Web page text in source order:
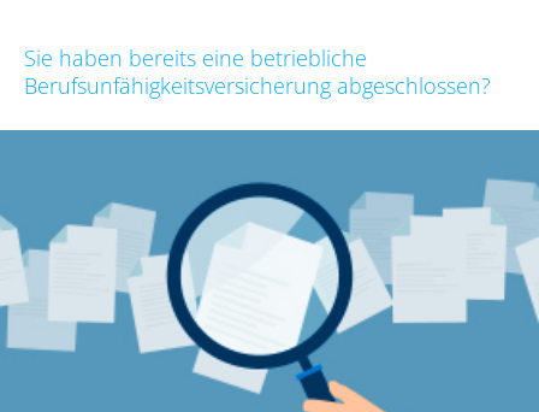
Sie haben bereits eine betriebliche
Berufsunfähigkeitsversicherung abgeschlossen?